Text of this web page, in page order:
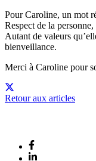
Pour Caroline, un mot
Respect de la
Autant de valeurs
bienveillance.
Merci à Caroline pour
Retour aux articles